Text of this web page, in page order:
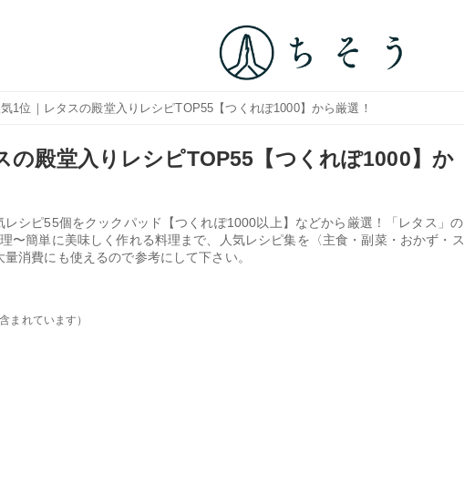
1位｜レタスの殿堂入りレシピTOP55【つくれぽ1000】から厳選！
の殿堂入りレシピTOP55【つくれぽ1000】か
シピ55個をクックパッド【つくれぽ1000以上】などから厳選！「レタス」の
〜簡単に美味しく作れる料理まで、人気レシピ集を〈主食・副菜・おかず・ス
消費にも使えるので参考にして下さい。
まれています）